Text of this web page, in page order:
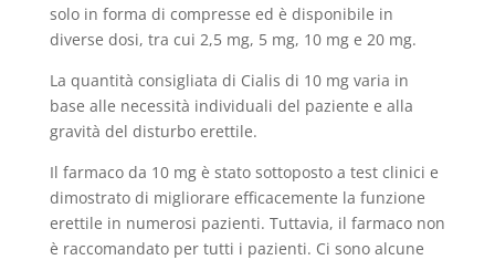
solo in forma di compresse ed è disponibile in
diverse dosi, tra cui 2,5 mg, 5 mg, 10 mg e 20 mg.
La quantità consigliata di Cialis di 10 mg varia in
base alle necessità individuali del paziente e alla
gravità del disturbo erettile.
Il farmaco da 10 mg è stato sottoposto a test clinici e
dimostrato di migliorare efficacemente la funzione
erettile in numerosi pazienti. Tuttavia, il farmaco non
è raccomandato per tutti i pazienti. Ci sono alcune